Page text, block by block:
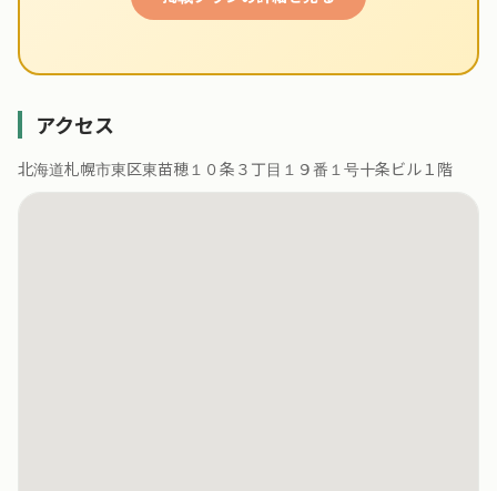
アクセス
北海道札幌市東区東苗穂１０条３丁目１９番１号十条ビル１階